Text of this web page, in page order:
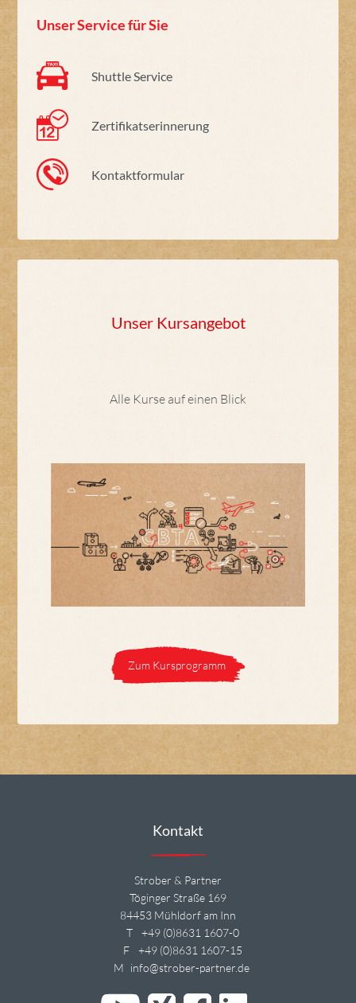
Unser Service für Sie
Shuttle Service
Zertifikatserinnerung
Kontaktformular
Unser Kursangebot
Alle Kurse auf einen Blick
Zum Kursprogramm
Kontakt
Strober & Partner
Töginger Straße 169
84453 Mühldorf am Inn
T
+49 (0)8631 1607-0
F
+49 (0)8631 1607-15
M info@strober-partner.de